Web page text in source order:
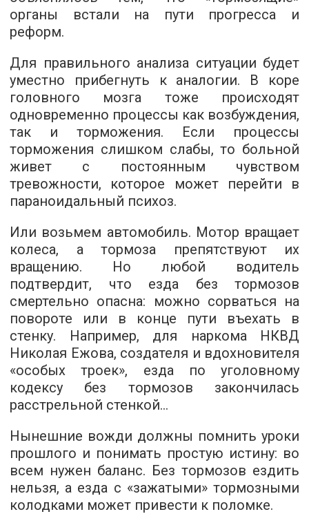
органы встали на пути прогресса и
реформ.
Для правильного анализа ситуации будет
уместно прибегнуть к аналогии. В коре
головного мозга тоже происходят
одновременно процессы как возбуждения,
так и торможения. Если процессы
торможения слишком слабы, то больной
живет с постоянным чувством
тревожности, которое может перейти в
параноидальный психоз.
Или возьмем автомобиль. Мотор вращает
колеса, а тормоза препятствуют их
вращению. Но любой водитель
подтвердит, что езда без тормозов
смертельно опасна: можно сорваться на
повороте или в конце пути въехать в
стенку. Например, для наркома НКВД
Николая Ежова, создателя и вдохновителя
«особых троек», езда по уголовному
кодексу без тормозов закончилась
расстрельной стенкой…
Нынешние вожди должны помнить уроки
прошлого и понимать простую истину: во
всем нужен баланс. Без тормозов ездить
нельзя, а езда с «зажатыми» тормозными
колодками может привести к поломке.